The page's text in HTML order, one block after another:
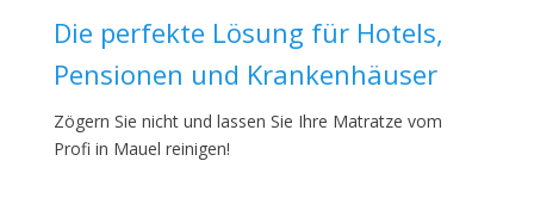
Die perfekte Lösung für Hotels,
Pensionen und Krankenhäuser
Zögern Sie nicht und lassen Sie Ihre Matratze vom
Profi in Mauel reinigen!